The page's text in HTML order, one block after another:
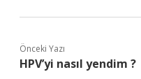
Önceki Yazı
HPV’yi nasıl yendim ?